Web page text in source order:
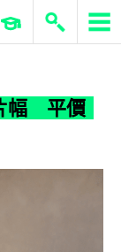
ERP 與商業 AI
幅 平價